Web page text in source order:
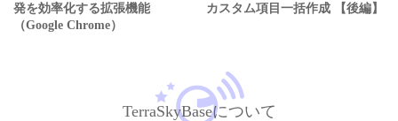
発を効率化する拡張機能
（Google Chrome）
カスタム項目一括作成 【後編】
TerraSkyBaseについて